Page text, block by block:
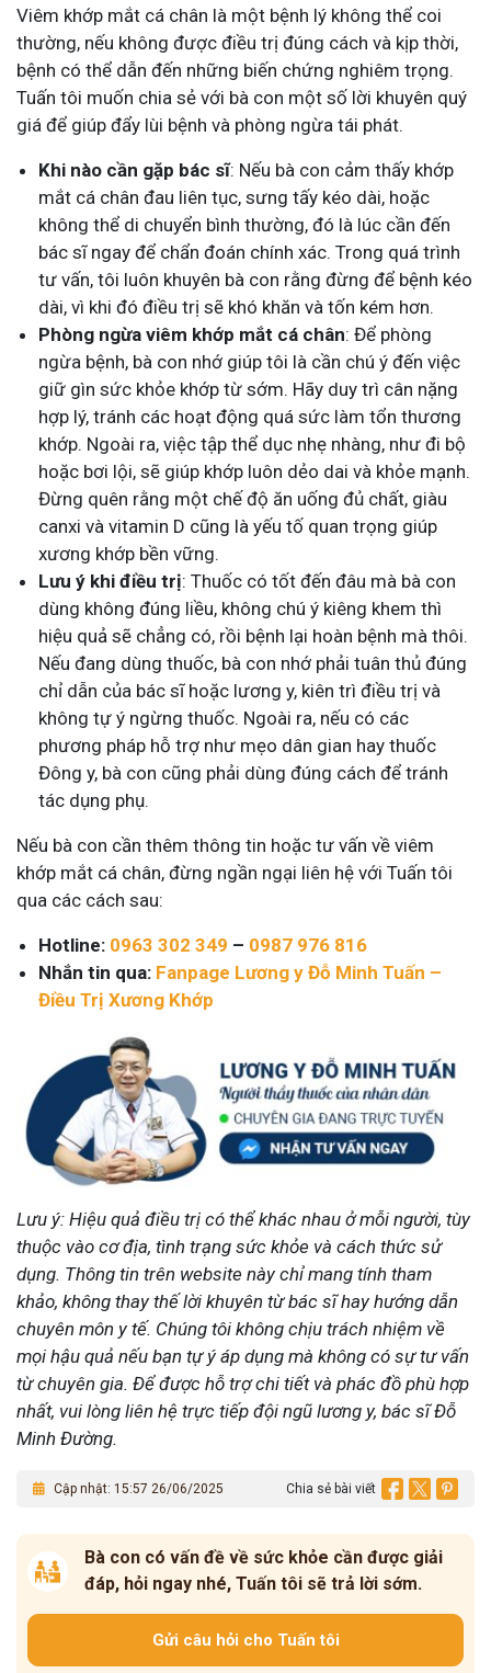
Viêm khớp mắt cá chân là một bệnh lý không thể coi
thường, nếu không được điều trị đúng cách và kịp thời,
bệnh có thể dẫn đến những biến chứng nghiêm trọng.
Tuấn tôi muốn chia sẻ với bà con một số lời khuyên quý
giá để giúp đẩy lùi bệnh và phòng ngừa tái phát.
Khi nào cần gặp bác sĩ: Nếu bà con cảm thấy khớp
mắt cá chân đau liên tục, sưng tấy kéo dài, hoặc
không thể di chuyển bình thường, đó là lúc cần đến
bác sĩ ngay để chẩn đoán chính xác. Trong quá trình
tư vấn, tôi luôn khuyên bà con rằng đừng để bệnh kéo
dài, vì khi đó điều trị sẽ khó khăn và tốn kém hơn.
Phòng ngừa viêm khớp mắt cá chân: Để phòng
ngừa bệnh, bà con nhớ giúp tôi là cần chú ý đến việc
giữ gìn sức khỏe khớp từ sớm. Hãy duy trì cân nặng
hợp lý, tránh các hoạt động quá sức làm tổn thương
khớp. Ngoài ra, việc tập thể dục nhẹ nhàng, như đi bộ
hoặc bơi lội, sẽ giúp khớp luôn dẻo dai và khỏe mạnh.
Đừng quên rằng một chế độ ăn uống đủ chất, giàu
canxi và vitamin D cũng là yếu tố quan trọng giúp
xương khớp bền vững.
Lưu ý khi điều trị: Thuốc có tốt đến đâu mà bà con
dùng không đúng liều, không chú ý kiêng khem thì
hiệu quả sẽ chẳng có, rồi bệnh lại hoàn bệnh mà thôi.
Nếu đang dùng thuốc, bà con nhớ phải tuân thủ đúng
chỉ dẫn của bác sĩ hoặc lương y, kiên trì điều trị và
không tự ý ngừng thuốc. Ngoài ra, nếu có các
phương pháp hỗ trợ như mẹo dân gian hay thuốc
Đông y, bà con cũng phải dùng đúng cách để tránh
tác dụng phụ.
Nếu bà con cần thêm thông tin hoặc tư vấn về viêm
khớp mắt cá chân, đừng ngần ngại liên hệ với Tuấn tôi
qua các cách sau:
Hotline: 0963 302 349 – 0987 976 816
Nhắn tin qua: Fanpage Lương y Đỗ Minh Tuấn –
Điều Trị Xương Khớp
Lưu ý: Hiệu quả điều trị có thể khác nhau ở mỗi người, tùy
thuộc vào cơ địa, tình trạng sức khỏe và cách thức sử
dụng. Thông tin trên website này chỉ mang tính tham
khảo, không thay thế lời khuyên từ bác sĩ hay hướng dẫn
chuyên môn y tế. Chúng tôi không chịu trách nhiệm về
mọi hậu quả nếu bạn tự ý áp dụng mà không có sự tư vấn
từ chuyên gia. Để được hỗ trợ chi tiết và phác đồ phù hợp
nhất, vui lòng liên hệ trực tiếp đội ngũ lương y, bác sĩ Đỗ
Minh Đường.
Cập nhật: 15:57 26/06/2025 Chia sẻ bài viết
Bà con có vấn đề về sức khỏe cần được giải
đáp, hỏi ngay nhé, Tuấn tôi sẽ trả lời sớm.
Gửi câu hỏi cho Tuấn tôi